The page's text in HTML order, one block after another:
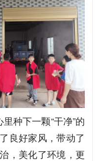
种下一颗“干净”的
良好家风，带动了
，美化了环境，更